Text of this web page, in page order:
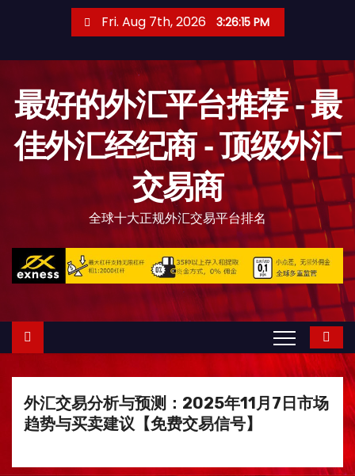
Fri. Aug 7th, 2026 3:26:16 PM
最好的外汇平台推荐 - 最
佳外汇经纪商 - 顶级外汇
交易商
全球十大正规外汇交易平台排名
外汇交易分析与预测：2025年11月7日市场
趋势与买卖建议【免费交易信号】